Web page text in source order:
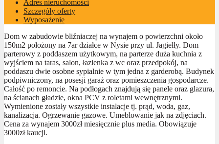
Adres nieruchomości
Szczegóły oferty
Wyposażenie
Dom w zabudowie bliźniaczej na wynajem o powierzchni około
150m2 położony na 7ar działce w Nysie przy ul. Jagiełły. Dom
parterowy z poddaszem użytkowym, na parterze duża kuchnia z
wyjściem na taras, salon, łazienka z wc oraz przedpokój, na
poddaszu dwie osobne sypialnie w tym jedna z garderobą. Budynek
podpiwniczony, na posesji garaż oraz pomieszczenia gospodarcze.
Całość po remoncie. Na podłogach znajdują się panele oraz glazura,
na ścianach gładzie, okna PCV z roletami wewnętrznymi.
Wymienione zostały wszystkie instalacje tj. prąd, woda, gaz,
kanalizacja. Ogrzewanie gazowe. Umeblowanie jak na zdjęciach.
Cena za wynajem 3000zł miesięcznie plus media. Obowiązuje
3000zł kaucji.